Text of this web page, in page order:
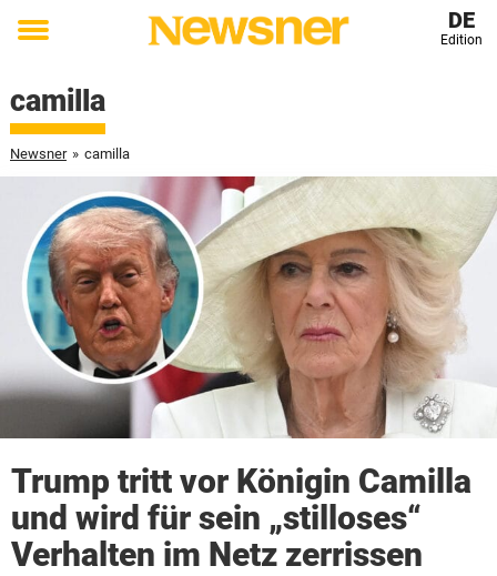
Toggle
DE
Edition
camilla
Newsner » camilla
Trump tritt vor Königin Camilla
und wird für sein „stilloses“
Verhalten im Netz zerrissen